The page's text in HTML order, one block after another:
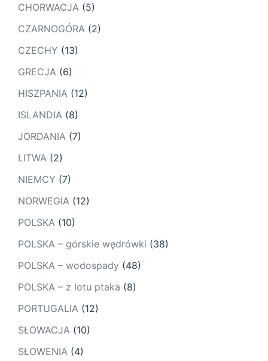
CHORWACJA (5)
CZARNOGÓRA (2)
CZECHY (13)
GRECJA (6)
HISZPANIA (12)
ISLANDIA (8)
JORDANIA (7)
LITWA (2)
NIEMCY (7)
NORWEGIA (12)
POLSKA (10)
POLSKA – górskie wędrówki (38)
POLSKA – wodospady (48)
POLSKA – z lotu ptaka (8)
PORTUGALIA (12)
SŁOWACJA (10)
SŁOWENIA (4)